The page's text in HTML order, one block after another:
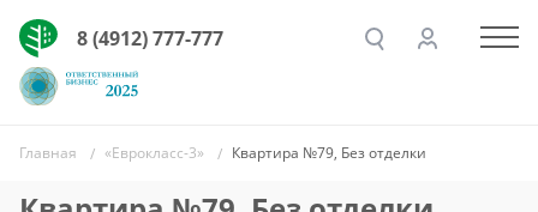
8 (4912) 777-777
Главная «Еврокласс-3» Квартира №79, Без отделки